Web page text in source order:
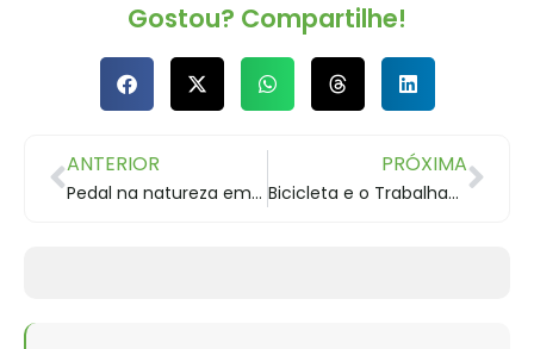
Gostou? Compartilhe!
ANTERIOR
Pedal na natureza em Quatro Barras no Paraná
PRÓXIMA
Bicicleta e o Trabalhador